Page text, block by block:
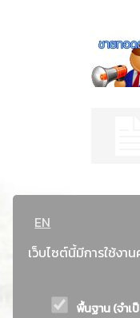
EN
เว็บไซต์นี้มีการใช้งา
พื้นฐาน (จำเ
ที่อ